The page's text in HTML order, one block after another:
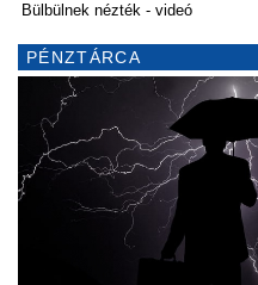
Bülbülnek nézték - videó
PÉNZTÁRCA